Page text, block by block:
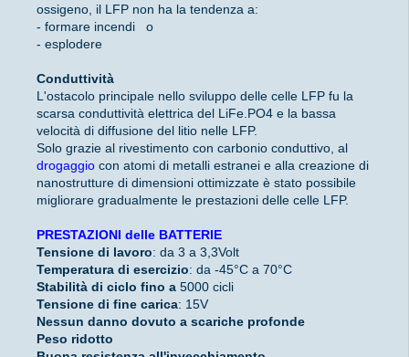
ossigeno, il LFP non ha la tendenza a:
- formare incendi o
- esplodere
Conduttività
L'ostacolo principale nello sviluppo delle celle LFP fu la
scarsa conduttività elettrica del LiFe.PO4 e la bassa
velocità di diffusione del litio nelle LFP.
Solo grazie al rivestimento con carbonio conduttivo, al
drogaggio con atomi di metalli estranei e alla creazione di
nanostrutture di dimensioni ottimizzate è stato possibile
migliorare gradualmente le prestazioni delle celle LFP.
PRESTAZIONI delle BATTERIE
Tensione di lavoro: da 3 a 3,3Volt
Temperatura di esercizio: da -45°C a 70°C
Stabilità di ciclo fino a 5000 cicli
Tensione di fine carica: 15V
Nessun danno dovuto a scariche profonde
Peso ridotto